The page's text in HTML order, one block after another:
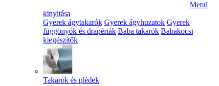
Menü
kinyitása
Gyerek ágytakarók Gyerek ágyhuzatok Gyerek
függönyök és drapériák Baba takarók Babakocsi
kiegészítők
Takarók és plédek